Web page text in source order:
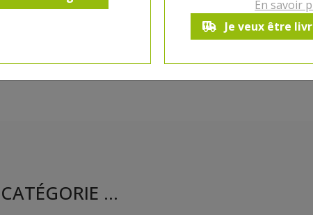
En savoir
Je veux être
...